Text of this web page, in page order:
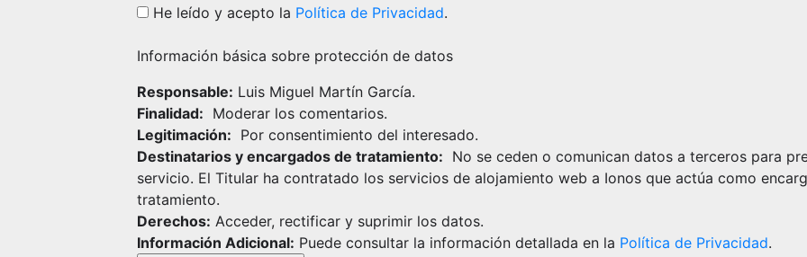
He leído y acepto la Política de Privacidad.
Información básica sobre protección de datos
Responsable: Luis Miguel Martín García.
Finalidad: Moderar los comentarios.
Legitimación: Por consentimiento del interesado.
Destinatarios y encargados de tratamiento: No se ceden o comunican datos a terceros para
servicio. El Titular ha contratado los servicios de alojamiento web a Ionos que actúa como
tratamiento.
Derechos: Acceder, rectificar y suprimir los datos.
Información Adicional: Puede consultar la información detallada en la Política de Privacidad.